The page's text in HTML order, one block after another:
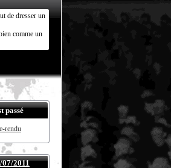
de dresser un
comme un
passé
rendu
2011